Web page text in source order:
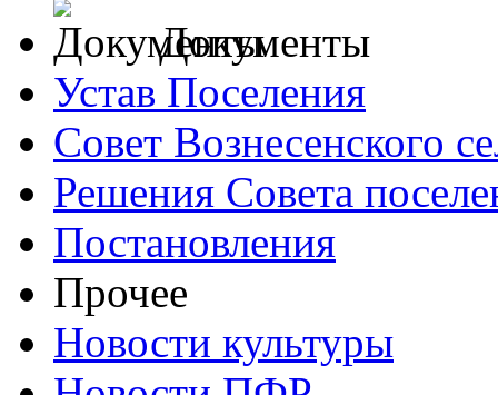
Документы
Устав Поселения
Совет Вознесенского
Решения Совета
Постановления
Прочее
Новости культуры